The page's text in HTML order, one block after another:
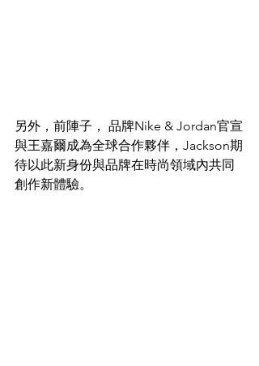
另外，前陣子， 品牌Nike & Jordan官宣
與王嘉爾成為全球合作夥伴，Jackson期
待以此新身份與品牌在時尚領域內共同
創作新體驗。